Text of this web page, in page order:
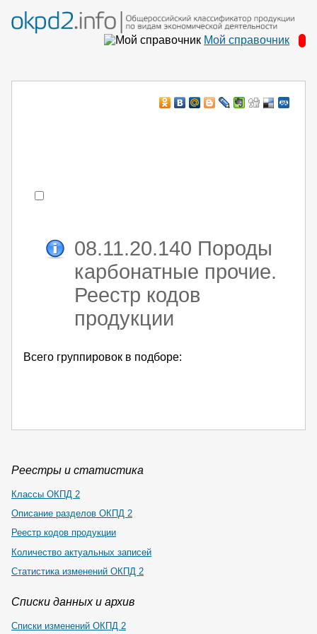
Мой справочник
08.11.20.140 Породы
карбонатные прочие.
Реестр кодов
продукции
Всего группировок в подборе:
Реестры и статистика
Классы ОКПД 2
Описание разделов ОКПД 2
Реестр кодов продукции
Количество актуальных записей
Статистика изменений ОКПД 2
Списки данных и архив
Списки изменений ОКПД 2